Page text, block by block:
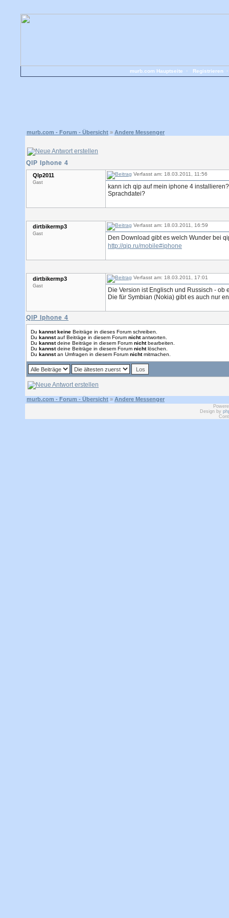
murb.com Hauptseite Registrieren
murb.com - Forum - Übersicht » Andere Messenger
QIP Iphone 4
QIp2011
Gast
Verfasst am: 18.03.2011, 11:56
kann ich qip auf mein iphone 4
Sprachdatei?
dirtbikermp3
Gast
Verfasst am: 18.03.2011, 16:59
Den Download gibt es welch Wunder bei
http://qip.ru/mobile#iphone
dirtbikermp3
Gast
Verfasst am: 18.03.2011, 17:01
Die Version ist Englisch und Russisch -
Die für Symbian (Nokia) gibt es auch nur
QIP Iphone 4
Du kannst keine Beiträge in dieses Forum schreiben.
Du kannstauf Beiträge in diesem Forum nichtantworten.
Du kannstdeine Beiträge in diesem Forum nichtbearbeiten.
Du kannstdeine Beiträge in diesem Forum nichtlöschen.
Du kannstan Umfragen in diesem Forum nichtmitmachen.
murb.com - Forum - Übersicht » Andere Messenger
Design by